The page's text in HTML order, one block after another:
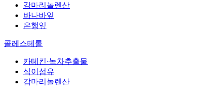
감마리놀렌산
바나바잎
은행잎
콜레스테롤
카테킨·녹차추출물
식이섬유
감마리놀렌산